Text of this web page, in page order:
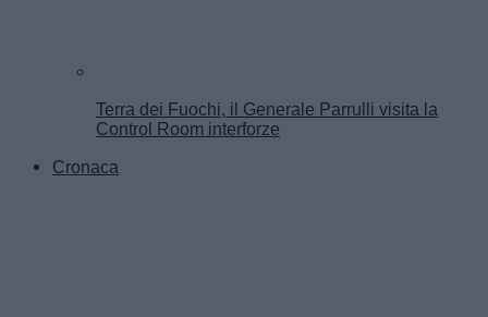
Terra dei Fuochi, il Generale Parrulli visita la
Control Room interforze
Cronaca